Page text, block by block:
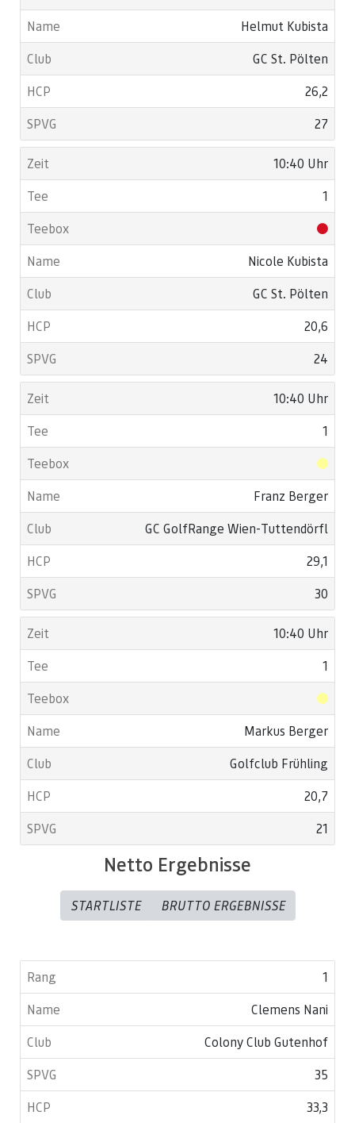
Helmut Kubista
GC St. Pölten
26,2
27
10:40 Uhr
1
Nicole Kubista
GC St. Pölten
20,6
24
10:40 Uhr
1
Franz Berger
GC GolfRange Wien-Tuttendörfl
29,1
30
10:40 Uhr
1
Markus Berger
Golfclub Frühling
20,7
21
Netto Ergebnisse
STARTLISTE BRUTTO ERGEBNISSE
1
Clemens Nani
Colony Club Gutenhof
35
33,3